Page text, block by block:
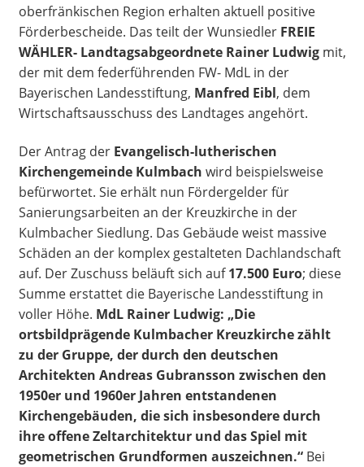
oberfränkischen Region erhalten aktuell positive
Förderbescheide. Das teilt der Wunsiedler FREIE
WÄHLER- Landtagsabgeordnete Rainer Ludwigmit,
der mit dem federführenden FW- MdL in der
Bayerischen Landesstiftung, Manfred Eibl, dem
Wirtschaftsausschuss des Landtages angehört.
Der Antrag der Evangelisch-lutherischen
Kirchengemeinde Kulmbach wird beispielsweise
befürwortet. Sie erhält nun Fördergelder für
Sanierungsarbeiten an der Kreuzkirche in der
Kulmbacher Siedlung. Das Gebäude weist massive
Schäden an der komplex gestalteten Dachlandschaft
auf. Der Zuschuss beläuft sich auf17.500 Euro; diese
Summe erstattet die Bayerische Landesstiftung in
voller Höhe. MdL Rainer Ludwig: „Die
ortsbildprägende Kulmbacher Kreuzkirche zählt
zu der Gruppe, der durch den deutschen
Architekten Andreas Gubransson zwischen den
1950er und 1960er Jahren entstandenen
Kirchengebäuden, die sich insbesondere durch
ihre offene Zeltarchitektur und das Spiel mit
geometrischen Grundformen auszeichnen.“ Bei